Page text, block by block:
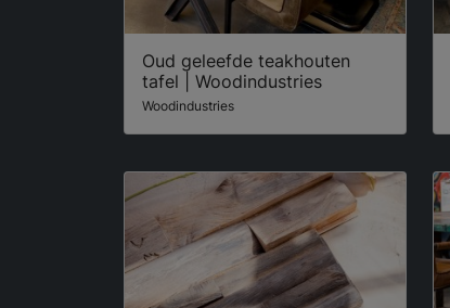
Oud geleefde teakhouten
tafel | Woodindustries
Woodindustries